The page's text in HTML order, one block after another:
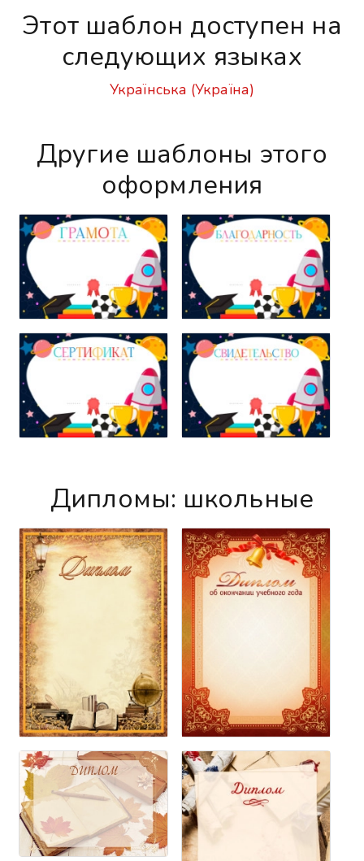
Этот шаблон доступен на
следующих языках
Українська (Україна)
Другие шаблоны этого
оформления
Дипломы: школьные